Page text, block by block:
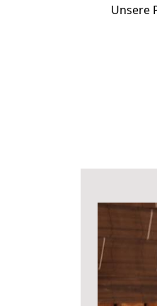
Unsere